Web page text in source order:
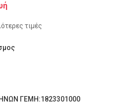
τιμές
ΓΕΜΗ:1823301000